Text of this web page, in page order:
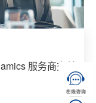
服务商交付